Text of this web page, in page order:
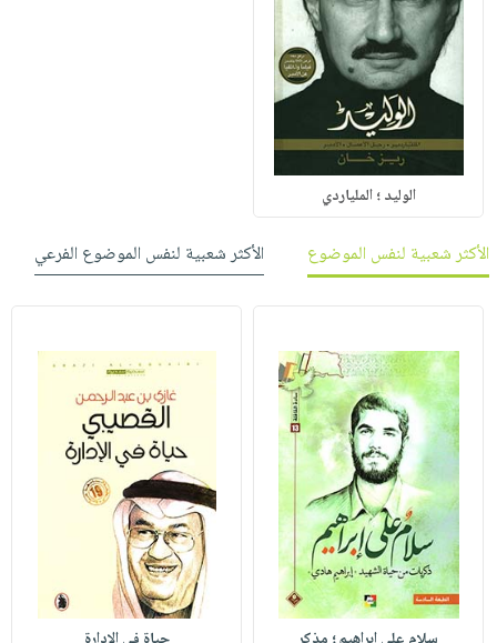
الوليد ؛ الملياردي
الأكثر شعبية لنفس الموضوع الأكثر شعبية لنفس الموضوع الفرعي